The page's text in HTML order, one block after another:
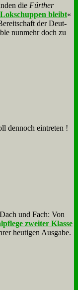
die Für­ther
Lok­schup­pen bleibt«
der Deut­
nun­mehr doch zu
den­noch ein­tre­ten !
und Fach: Von
zwei­ter Klas­se
heu­ti­gen Aus­ga­be.